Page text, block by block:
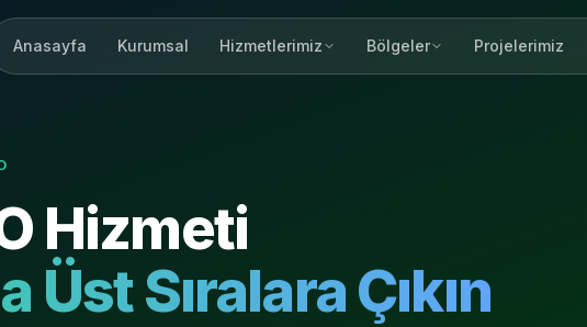
Anasayfa Kurumsal Hizmetlerimiz Bölgeler Projelerimiz
Hizmeti
Üst Sıralara Çıkın